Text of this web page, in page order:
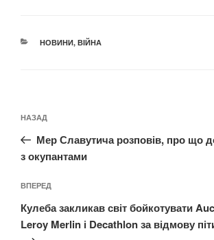
КАТЕГОРІЇ
НОВИНИ, ВІЙНА
записів
Попередній
запис:
НАЗАД
Мер Славутича розповів, про що
з окупантами
Наступний
запис
ВПЕРЕД
Кулеба закликав світ бойкотувати
Leroy Merlin і Decathlon за відмову